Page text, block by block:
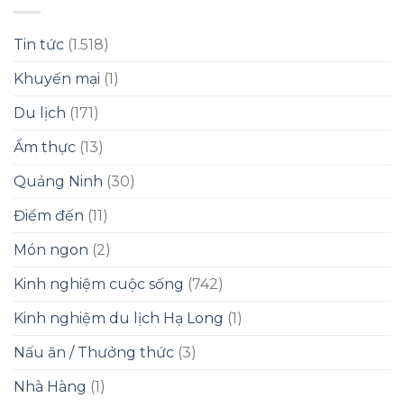
Tin tức (1.518)
Khuyến mại (1)
Du lịch (171)
Ẩm thực (13)
Quảng Ninh (30)
Điểm đến (11)
Món ngon (2)
Kinh nghiệm cuộc sống (742)
Kinh nghiệm du lịch Hạ Long (1)
Nấu ăn / Thưởng thức (3)
Nhà Hàng (1)